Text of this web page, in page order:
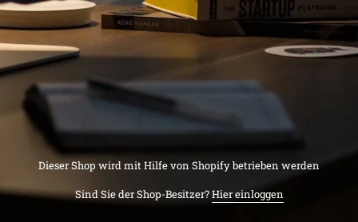
Dieser Shop wird mit Hilfe von Shopify betrieben werden
Sind Sie der Shop-Besitzer?Hier einloggen